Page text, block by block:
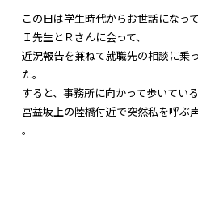
この日は学生時代からお世話になっ
Ｉ先生とＲさんに会って、
近況報告を兼ねて就職先の相談に乗
た。
すると、事務所に向かって歩いている
宮益坂上の陸橋付近で突然私を呼ぶ
。